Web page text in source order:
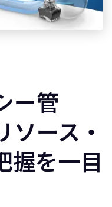
ー管
ソース・
握を一目